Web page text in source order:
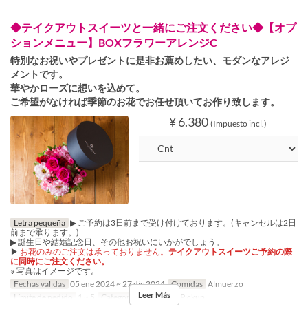
◆テイクアウトスイーツと一緒にご注文ください◆【オプ
ションメニュー】BOXフラワーアレンジC
特別なお祝いやプレゼントに是非お薦めしたい、モダンなアレジ
メントです。
華やかローズに想いを込めて。
ご希望がなければ季節のお花でお任せ頂いてお作り致します。
¥ 6.380 (Impuesto incl.)
Letra pequeña ▶ ご予約は3日前まで受け付けております。(キャンセルは2日
前まで承ります。)
▶ 誕生日や結婚記念日、その他お祝いにいかがでしょう。
▶ お花のみのご注文は承っておりません。 テイクアウトスイーツご予約の際
に同時にご注文ください。
※ 写真はイメージです。
Fechas validas 05 ene 2024 ~ 27 dic 2024 Comidas Almuerzo
Límite de pedido
1 ~ 5 Categoría de Asiento Pickup
Leer Más